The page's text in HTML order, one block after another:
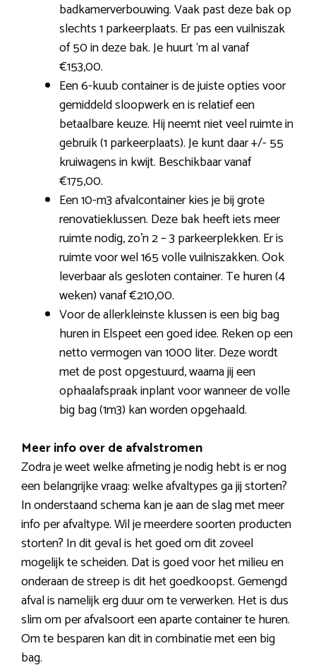
badkamerverbouwing. Vaak past deze bak op
slechts 1 parkeerplaats. Er pas een vuilniszak
of 50 in deze bak. Je huurt ‘m al vanaf
€153,00.
Een 6-kuub container is de juiste opties voor
gemiddeld sloopwerk en is relatief een
betaalbare keuze. Hij neemt niet veel ruimte in
gebruik (1 parkeerplaats). Je kunt daar +/- 55
kruiwagens in kwijt. Beschikbaar vanaf
€175,00.
Een 10-m3 afvalcontainer kies je bij grote
renovatieklussen. Deze bak heeft iets meer
ruimte nodig, zo’n 2 – 3 parkeerplekken. Er is
ruimte voor wel 165 volle vuilniszakken. Ook
leverbaar als gesloten container. Te huren (4
weken) vanaf €210,00.
Voor de allerkleinste klussen is een big bag
huren in Elspeet een goed idee. Reken op een
netto vermogen van 1000 liter. Deze wordt
met de post opgestuurd, waarna jij een
ophaalafspraak inplant voor wanneer de volle
big bag (1m3) kan worden opgehaald.
Meer info over de afvalstromen
Zodra je weet welke afmeting je nodig hebt is er nog
een belangrijke vraag: welke afvaltypes ga jij storten?
In onderstaand schema kan je aan de slag met meer
info per afvaltype. Wil je meerdere soorten producten
storten? In dit geval is het goed om dit zoveel
mogelijk te scheiden. Dat is goed voor het milieu en
onderaan de streep is dit het goedkoopst. Gemengd
afval is namelijk erg duur om te verwerken. Het is dus
slim om per afvalsoort een aparte container te huren.
Om te besparen kan dit in combinatie met een big
bag.